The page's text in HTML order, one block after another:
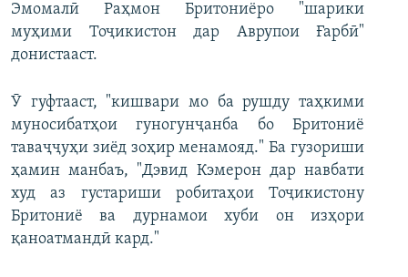
Эмомалӣ Раҳмон Бритониёро "шарики
муҳими Тоҷикистон дар Аврупои Ғарбӣ"
донистааст.
Ӯ гуфтааст, "кишвари мо ба рушду таҳкими
муносибатҳои гуногунҷанба бо Бритониё
таваҷҷуҳи зиёд зоҳир менамояд." Ба гузориши
ҳамин манбаъ, "Дэвид Кэмерон дар навбати
худ аз густариши робитаҳои Тоҷикистону
Бритониё ва дурнамои хуби он изҳори
қаноатмандӣ кард."